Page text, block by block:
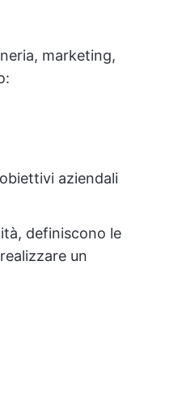
marketing,
aziendali
definiscono le
un